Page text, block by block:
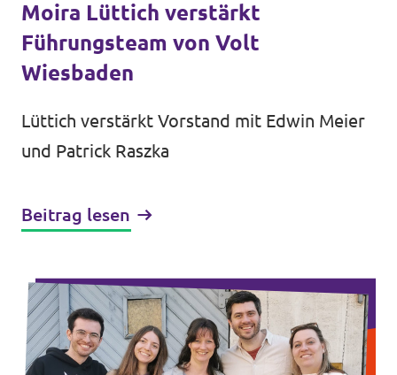
Moira Lüttich verstärkt
Führungsteam von Volt
Wiesbaden
Lüttich verstärkt Vorstand mit Edwin Meier
und Patrick Raszka
Beitrag lesen